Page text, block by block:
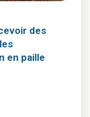
des
en paille